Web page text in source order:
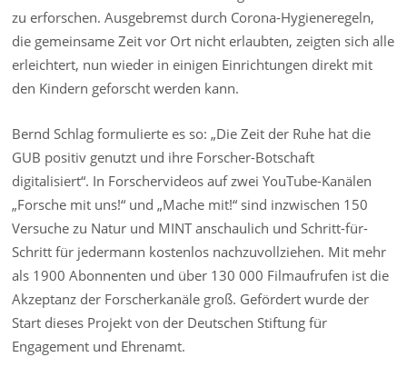
zu erforschen. Ausgebremst durch Corona-Hygieneregeln,
die gemeinsame Zeit vor Ort nicht erlaubten, zeigten sich alle
erleichtert, nun wieder in einigen Einrichtungen direkt mit
den Kindern geforscht werden kann.
Bernd Schlag formulierte es so: „Die Zeit der Ruhe hat die
GUB positiv genutzt und ihre Forscher-Botschaft
digitalisiert“. In Forschervideos auf zwei YouTube-Kanälen
„Forsche mit uns!“ und „Mache mit!“ sind inzwischen 150
Versuche zu Natur und MINT anschaulich und Schritt-für-
Schritt für jedermann kostenlos nachzuvollziehen. Mit mehr
als 1900 Abonnenten und über 130 000 Filmaufrufen ist die
Akzeptanz der Forscherkanäle groß. Gefördert wurde der
Start dieses Projekt von der Deutschen Stiftung für
Engagement und Ehrenamt.